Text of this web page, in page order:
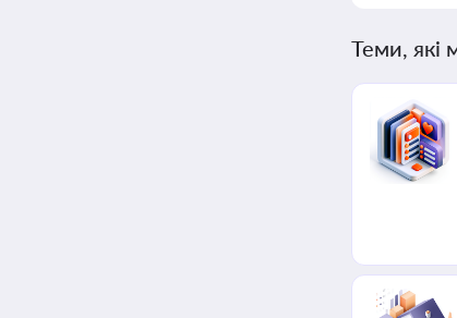
Теми, які